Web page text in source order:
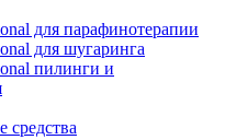
для парафинотерапии
для шугаринга
пилинги и
средства